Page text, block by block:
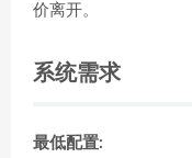
价离开。
系统需求
最低配置: